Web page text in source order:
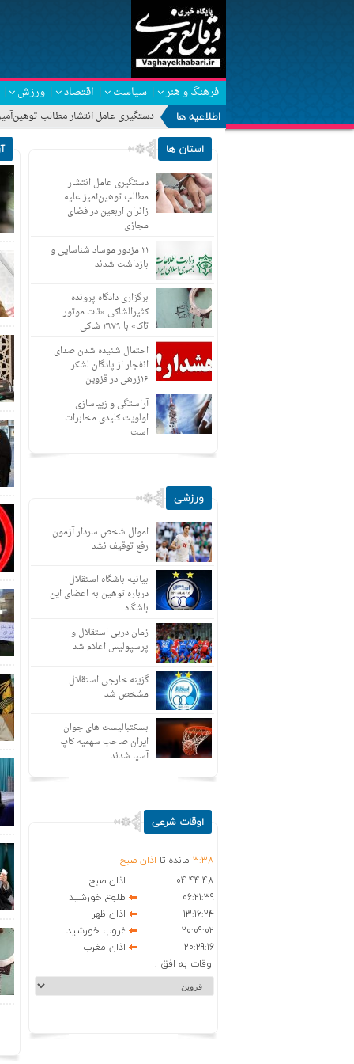
فرهنگ و هنر سیاست اقتصاد ورزش
اطلاعیه ها
دستگیری عامل انتشار مطالب
استان ها
دستگیری عامل انتشار
مطالب توهین‌آمیز علیه
زائران اربعین در فضای
مجازی
۲۱ مزدور موساد شناسایی و
بازداشت شدند
برگزاری دادگاه پرونده
کثیرالشاکی «تات موتور
تاک» با ۲۹۷۹ شاکی
احتمال شنیده شدن صدای
انفجار از پادگان لشکر
۱۶زرهی در قزوین
آراستگی و زیباسازی
اولویت کلیدی مخابرات
است
ورزشی
اموال شخص سردار آزمون
رفع توقیف نشد
بیانیه باشگاه استقلال
درباره توهین به اعضای این
باشگاه
زمان دربی استقلال و
پرسپولیس اعلام شد
گزینه خارجی استقلال
مشخص شد
بسکتبالیست های جوان
ایران صاحب سهمیه کاپ
آسیا شدند
اوقات شرعی
3:38 مانده تا اذان صبح
04:44:48
اذان صبح
06:21:39
طلوع خورشید
13:16:24
اذان ظهر
20:09:02
غروب خورشید
20:29:16
اذان مغرب
اوقات به افق :